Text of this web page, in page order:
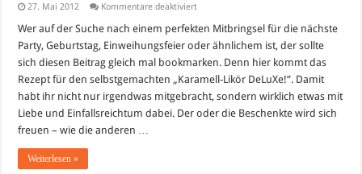
27. Mai 2012 Kommentare deaktiviertfür
„Karamell
–
DeLuXe!“
à
la
Baileys
Wer auf der Suche nach einem perfekten Mitbringsel für die nächste
Party, Geburtstag, Einweihungsfeier oder ähnlichem ist, der sollte
sich diesen Beitrag gleich mal bookmarken. Denn hier kommt das
Rezept für den selbstgemachten „Karamell-Likör DeLuXe!“. Damit
habt ihr nicht nur irgendwas mitgebracht, sondern wirklich etwas mit
Liebe und Einfallsreichtum dabei. Der oder die Beschenkte wird sich
freuen – wie die anderen …
Weiterlesen »